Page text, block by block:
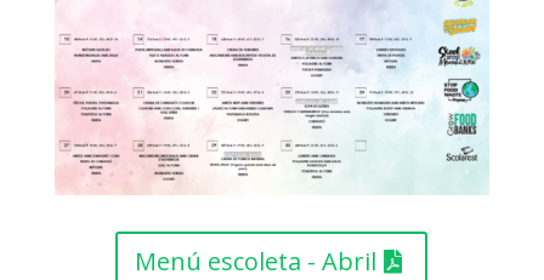
Menú escoleta - Abril